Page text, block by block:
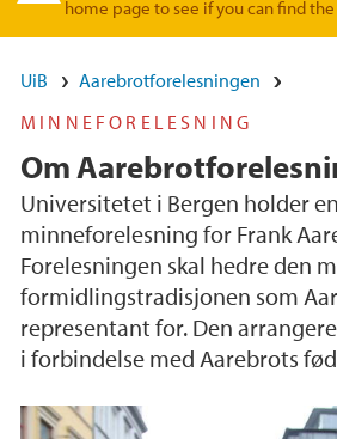
home page to see if you can find
UiB
Aarebrotforelesningen
MINNEFORELESNING
Om
Universitetet i Bergen holder
minneforelesning for Frank
Forelesningen skal hedre den
formidlingstradisjonen som
representant for. Den
i forbindelse med Aarebrots